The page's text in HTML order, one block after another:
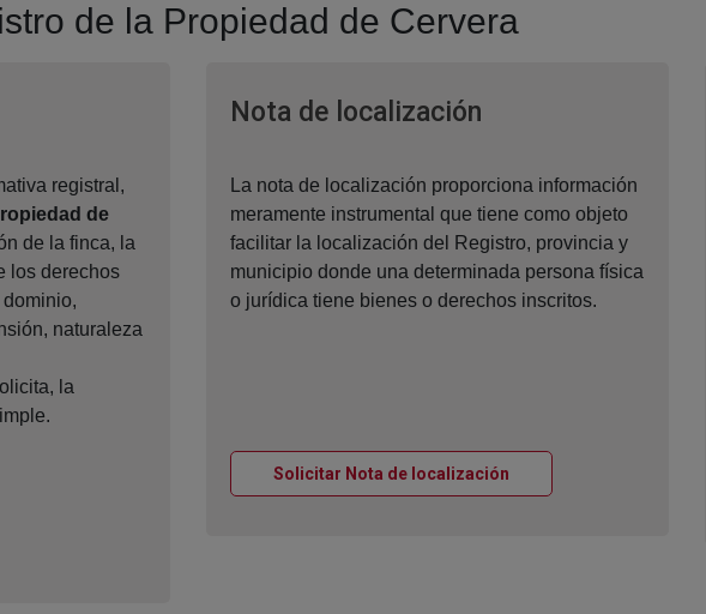
de la Propiedad de Cervera
registral,
de
de la finca, la
los derechos
naturaleza
la
Nota de localizaciónVentana nueva
La nota de localización proporciona información
meramente instrumental que tiene como objeto
facilitar la localización del Registro, provincia y
municipio donde una determinada persona física
o jurídica tiene bienes o derechos inscritos.
Solicitar Nota de localizaciónVentana nueva